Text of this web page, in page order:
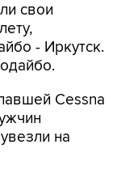
свои
- Иркутск.
Cessna
на